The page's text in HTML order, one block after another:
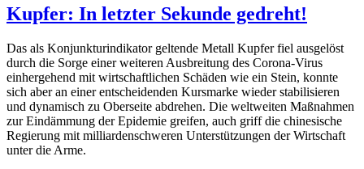
Kupfer: In letzter Sekunde gedreht!
Das als Konjunkturindikator geltende Metall Kupfer fiel ausgelöst
durch die Sorge einer weiteren Ausbreitung des Corona-Virus
einhergehend mit wirtschaftlichen Schäden wie ein Stein, konnte
sich aber an einer entscheidenden Kursmarke wieder stabilisieren
und dynamisch zu Oberseite abdrehen. Die weltweiten Maßnahmen
zur Eindämmung der Epidemie greifen, auch griff die chinesische
Regierung mit milliardenschweren Unterstützungen der Wirtschaft
unter die Arme.